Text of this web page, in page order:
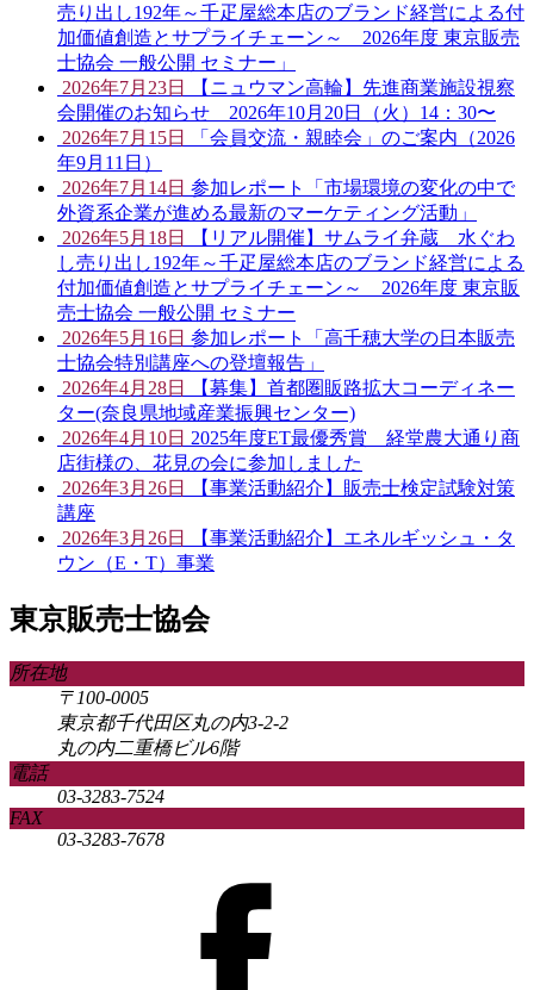
売り出し192年～千疋屋総本店のブランド経営による付
加価値創造とサプライチェーン～ 2026年度 東京販売
士協会 一般公開 セミナー」
2026年7月23日
【ニュウマン高輪】先進商業施設視察
会開催のお知らせ 2026年10月20日（火）14：30〜
2026年7月15日
「会員交流・親睦会」のご案内（2026
年9月11日）
2026年7月14日 参加レポート「市場環境の変化の中で
外資系企業が進める最新のマーケティング活動」
2026年5月18日
【リアル開催】サムライ弁蔵 水ぐわ
し売り出し192年～千疋屋総本店のブランド経営による
付加価値創造とサプライチェーン～ 2026年度 東京販
売士協会 一般公開 セミナー
2026年5月16日 参加レポート「高千穂大学の日本販売
士協会特別講座への登壇報告」
2026年4月28日
【募集】首都圏販路拡大コーディネー
ター(奈良県地域産業振興センター)
2026年4月10日 2025年度ET最優秀賞 経堂農大通り商
店街様の、花見の会に参加しました
2026年3月26日
【事業活動紹介】販売士検定試験対策
講座
2026年3月26日
【事業活動紹介】エネルギッシュ・タ
ウン（E・T）事業
東京販売士協会
所在地
〒100-0005
東京都千代田区丸の内3-2-2
丸の内二重橋ビル6階
電話
03-3283-7524
FAX
03-3283-7678